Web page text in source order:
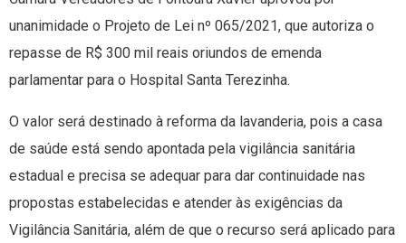
unanimidade o Projeto de Lei nº 065/2021, que autoriza o
repasse de R$ 300 mil reais oriundos de emenda
parlamentar para o Hospital Santa Terezinha.
O valor será destinado à reforma da lavanderia, pois a casa
de saúde está sendo apontada pela vigilância sanitária
estadual e precisa se adequar para dar continuidade nas
propostas estabelecidas e atender às exigências da
Vigilância Sanitária, além de que o recurso será aplicado para